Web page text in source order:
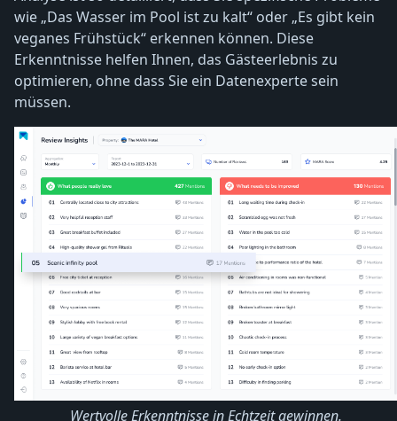
wie „Das Wasser im Pool ist zu kalt“ oder „Es gibt kein
veganes Frühstück“ erkennen können. Diese
Erkenntnisse helfen Ihnen, das Gästeerlebnis zu
optimieren, ohne dass Sie ein Datenexperte sein
müssen.
Wertvolle Erkenntnisse in Echtzeit gewinnen.